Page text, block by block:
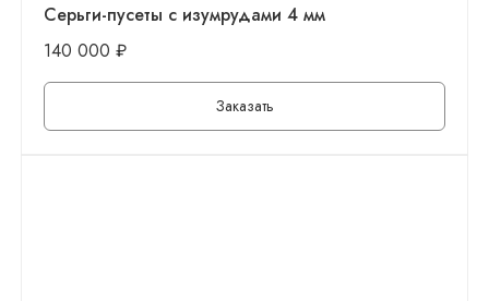
Серьги-пусеты с изумрудами 4 мм
140 000 ₽
Заказать